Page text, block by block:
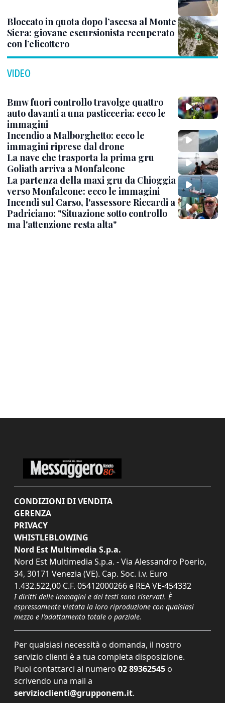
Bloccato in quota dopo l’ascesa al Monte
Siera: giovane escursionista recuperato
con l’elicottero
VIDEO
Bmw fuori controllo travolge quattro
auto davanti a una pasticceria: ecco le
immagini
Incendio a Malborghetto: ecco le
immagini riprese dal drone
La nave che trasporta la prima gru
Goliath arriva a Monfalcone
La partenza della maxi gru da Chioggia
verso Monfalcone: ecco le immagini
Incendi sul Carso, l'assessore Riccardi a
Padriciano: "Situazione sotto controllo
ma l'attenzione resta alta"
CONDIZIONI DI VENDITA
GERENZA
PRIVACY
WHISTLEBLOWING
Nord Est Multimedia S.p.a.
Nord Est Multimedia S.p.a. - Via Alessandro Poerio,
34, 30171 Venezia (VE). Cap. Soc. i.v. Euro
1.432.522,00 C.F. 05412000266 e REA VE-454332
I diritti delle immagini e dei testi sono riservati. È
espressamente vietata la loro riproduzione con qualsiasi
mezzo e l'adattamento totale o parziale.
Per qualsiasi necessità o domanda, il nostro
servizio clienti è a tua completa disposizione.
Puoi contattarci al numero 02 89362545 o
scrivendo una mail a
servizioclienti@grupponem.it.